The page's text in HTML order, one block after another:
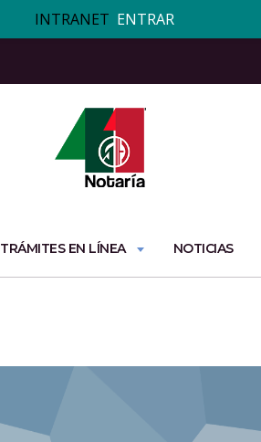
TRÁMITES EN LÍNEA NOTICIAS
INTRANET ENTRAR